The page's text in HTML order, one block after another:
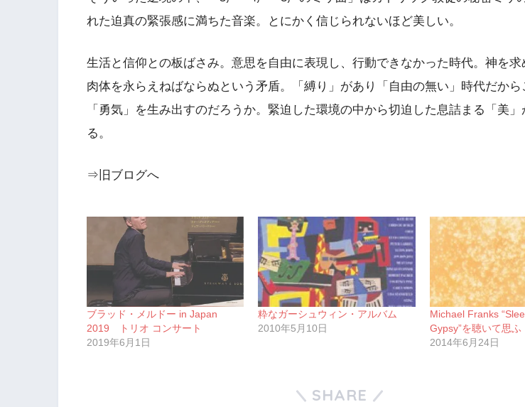
れた迫真の緊張感に満ちた音楽。とにかく信じられないほど美しい。
生活と信仰との板ばさみ。意思を自由に表現し、行動できなかった時代。神を求
肉体を永らえねばならぬという矛盾。「縛り」があり「自由の無い」時代だから
「勇気」を生み出すのだろうか。緊迫した環境の中から切迫した息詰まる「美
る。
⇒旧ブログへ
ブラッド・メルドー in Japan
2019 トリオ コンサート
2019年6月1日
粋なガーシュウィン・アルバム
2010年5月10日
Michael Franks
Gypsy”を聴いて思ふ
2014年6月24日
SHARE